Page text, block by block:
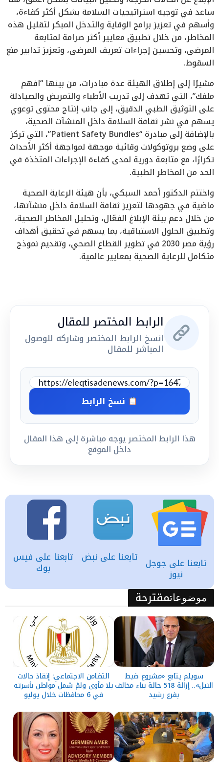
ساعد في توجيه استراتيجيات السلامة بشكل أكثر كفاءة،
وأسهم في تعزيز برامج الوقاية والتدخل المبكر لتقليل هذه
المخاطر، من خلال تطبيق معايير أكثر صرامة لمتابعة
المرضى، وتحسين إجراءات تعريف المرضى، وتعزيز تدابير منع
السقوط.
مشيرًا إلى إطلاق الهيئة عدة مبادرات، من بينها “افهم
ملفك”، التي تهدف إلى تدريب الأطباء والتمريض والصيادلة
على التوثيق الطبي الدقيق، إلى جانب إنتاج محتوى توعوي
يسهم في نشر ثقافة السلامة داخل المنشآت الصحية،
بالإضافة إلى مبادرة “Patient Safety Bundles”، التي تركز
على وضع بروتوكولات وقائية موجهة لمواجهة أكثر الأحداث
تكرارًا، مع متابعة دورية لمدى كفاءة الإجراءات المتخذة في
الحد من المخاطر الطبية.
واختتم الدكتور أحمد السبكي، بأن هيئة الرعاية الصحية
ماضية في جهودها لتعزيز ثقافة السلامة داخل منشآتها،
من خلال دعم بيئة الإبلاغ الفعّال، وتحليل المخاطر الصحية،
وتطبيق الحلول الاستباقية، بما يسهم في تحقيق أهداف
رؤية مصر 2030 في تطوير القطاع الصحي، وتقديم نموذج
متكامل للرعاية الصحية بمعايير عالمية.
الرابط المختصر للمقال
انسخ الرابط المختصر وشاركه للوصول
المباشر للمقال
نسخ الرابط
هذا الرابط المختصر يوجه مباشرة إلى هذا المقال
داخل الموقع
تابعنا على فيس
بوك
تابعنا على نبض تابعنا على جوجل
نيوز
موضوعاتمقترحة
سويلم يتابع «مشروع ضبط
النيل».. إزالة 518 حالة بناء مخالف
بفرع رشيد
التضامن الاجتماعي: إنقاذ حالات
بلا مأوى ولمّ شمل مواطن بأسرته
في 6 محافظات خلال يوليو